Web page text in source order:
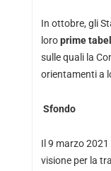
In ottobre, gli
loroprime
sulle quali la
orientamenti a
Sfondo
Il 9 marzo
visione per la